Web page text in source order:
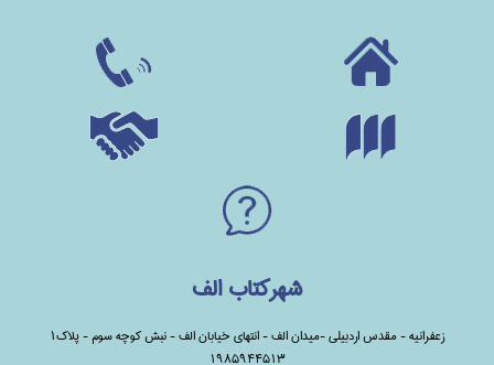
شهرکتاب الف
زعفرانیه - مقدس اردبیلی -میدان الف - انتهای خیابان الف - نبش کوچه سوم - پلاک1
1985944513